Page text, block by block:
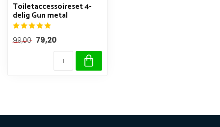
Toiletaccessoireset 4-
delig Gun metal
99,00 79,20